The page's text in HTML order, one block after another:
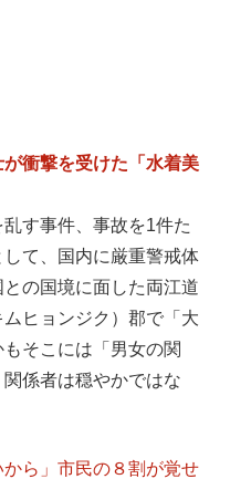
が衝撃を受けた「水着美
す事件、事故を1件た
て、国内に厳重警戒体
の国境に面した両江道
ムヒョンジク）郡で「大
そこには「男女の関
係者は穏やかではな
から」市民の８割が覚せ